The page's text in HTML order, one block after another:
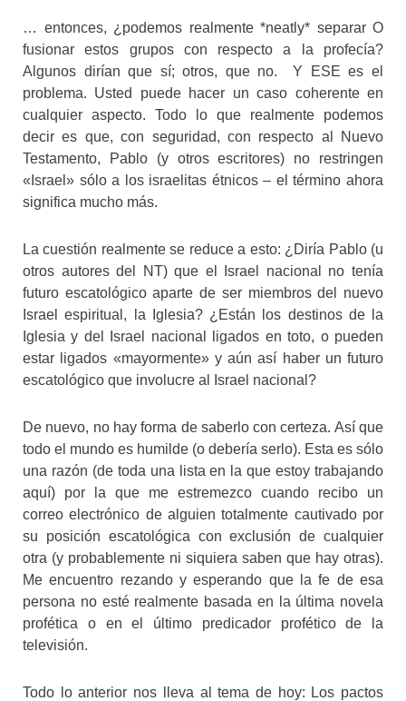
… entonces, ¿podemos realmente *neatly* separar O
fusionar estos grupos con respecto a la profecía?
Algunos dirían que sí; otros, que no. Y ESE es el
problema. Usted puede hacer un caso coherente en
cualquier aspecto. Todo lo que realmente podemos
decir es que, con seguridad, con respecto al Nuevo
Testamento, Pablo (y otros escritores) no restringen
«Israel» sólo a los israelitas étnicos – el término ahora
significa mucho más.
La cuestión realmente se reduce a esto: ¿Diría Pablo (u
otros autores del NT) que el Israel nacional no tenía
futuro escatológico aparte de ser miembros del nuevo
Israel espiritual, la Iglesia? ¿Están los destinos de la
Iglesia y del Israel nacional ligados en toto, o pueden
estar ligados «mayormente» y aún así haber un futuro
escatológico que involucre al Israel nacional?
De nuevo, no hay forma de saberlo con certeza. Así que
todo el mundo es humilde (o debería serlo). Esta es sólo
una razón (de toda una lista en la que estoy trabajando
aquí) por la que me estremezco cuando recibo un
correo electrónico de alguien totalmente cautivado por
su posición escatológica con exclusión de cualquier
otra (y probablemente ni siquiera saben que hay otras).
Me encuentro rezando y esperando que la fe de esa
persona no esté realmente basada en la última novela
profética o en el último predicador profético de la
televisión.
Todo lo anterior nos lleva al tema de hoy: Los pactos